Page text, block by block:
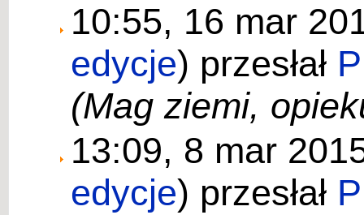
10:55, 16 mar
edycje) przesłał
(Mag ziemi,
13:09, 8 mar
edycje) przesłał